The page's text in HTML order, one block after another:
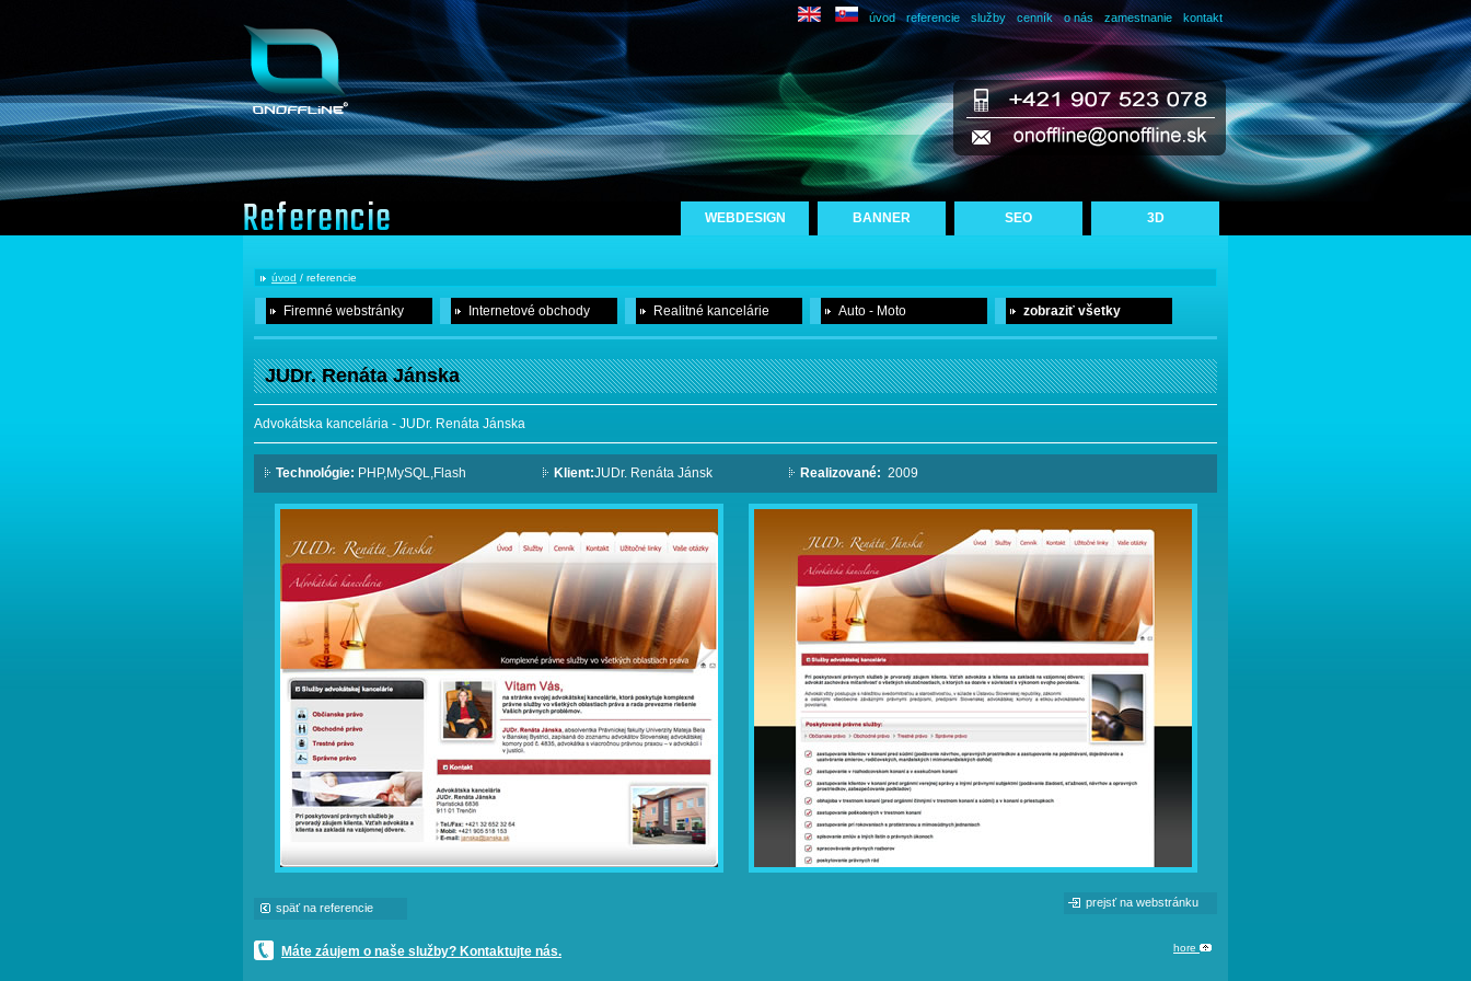
úvod referencie služby cenník o nás zamestnanie kontakt
WEBDESIGN BANNER SEO 3D
Referencie
úvod / referencie
Firemné webstránky Internetové obchody Realitné kancelárie Auto - Moto zobraziť všetky
JUDr. Renáta Jánska
Advokátska kancelária - JUDr. Renáta Jánska
Technológie: PHP,MySQL,Flash Klient:JUDr. Renáta Jánsk Realizované: 2009
prejsť na webstránku
späť na referencie
Máte záujem o naše služby? Kontaktujte nás. hore